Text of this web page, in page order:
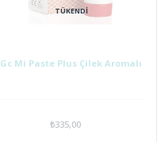
TÜKENDI
Gc Mi Paste Plus Çilek Aromalı
₺335,00